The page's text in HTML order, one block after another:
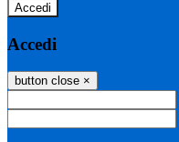
Accedi
Accedi
button close ×